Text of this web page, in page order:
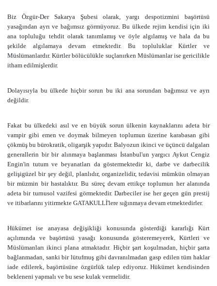
Biz Özgür-Der Sakarya Şubesi olarak, yargı despotizmini başörtüsü
yasağından ayrı ve bağımsız görmüyoruz. Bu ülkede rejim kendisi için iki
ana topluluğu tehdit olarak tanımlamış ve öyle algılamış ve hala da bu
şekilde algılamaya devam etmektedir. Bu topluluklar Kürtler ve
Müslümanlardır. Kürtler bölücülükle suçlanırken Müslümanlar ise gericilikle
itham edilmişlerdir.
Dolayısıyla bu ülkede hiçbir sorun bu iki ana sorundan bağımsız ve ayrı
değildir.
Fakat bu ülkedeki asıl ve en büyük sorun ülkenin kaynaklarını adeta bir
vampir gibi emen ve doymak bilmeyen toplumun üzerine karabasan gibi
çökmüş bu bürokratik, oligarşik yapıdır. Balyozun ikinci ve üçüncü dalgaları
generallerin bir bir alınmaya başlanması İstanbul'un yargıcı Aykut Cengiz
Engin'in tutum ve beyanatları da göstermektedir ki, darbe ve darbecilik
gelişigüzel bir şey değil, planlıdır, organizelidir, tedavisi mümkün olmayan
bir müzmin bir hastalıktır. Bu süreç devam ettikçe toplumun her alanında
adeta bir turnusol vazifesi görmektedir. Darbeciler ise her geçen gün prestij
ve itibarlarını yitirmekte GATAKULLİ'lere sığınmaya devam etmektedirler.
Hükümet ise anayasa değişikliği konusunda gösterdiği kararlığı Kürt
açılımında ve başörtüsü yasağı konusunda gösteremeyerek, Kürtleri ve
Müslümanları ikinci plana atmaktadır. Hiçbir şart koşulmadan, hiçbir şarta
bağlanmadan, sanki bir lütufmuş gibi davranılmadan gasp edilen tüm haklar
iade edilerek, başörtüsüne özgürlük talep ediyoruz. Hükümet kendisinden
bekleneni yapmalı ve bu sese kulak vermelidir.